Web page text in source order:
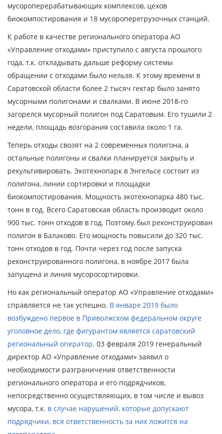
мусороперерабатывающих комплексов, цехов
биокомпостирования и 18 мусороперегрузочных станций.
К работе в качестве регионального оператора АО
«Управление отходами» приступило с августа прошлого
года, т.к. откладывать дальше реформу системы
обращении с отходами было нельзя. К этому времени в
Саратовской области более 2 тысяч гектар было занято
мусорными полигонами и свалками. В июне 2018-го
загорелся мусорный полигон под Саратовым. Его тушили 2
недели, площадь возгорания составила около 1 га.
Теперь отходы свозят на 2 современных полигона, а
остальные полигоны и свалки планируется закрыть и
рекультивировать. Экотехнопарк в Энгельсе состоит из
полигона, линии сортировки и площадки
биокомпостирования. Мощность экотехнопарка 480 тыс.
тонн в год. Всего Саратовская область производит около
900 тыс. тонн отходов в год. Поэтому, был реконструирован
полигон в Балаково. Его мощность повысили до 320 тыс.
тонн отходов в год. Почти через год после запуска
реконструированного полигона, в ноябре 2017 была
запущена и линия мусоросортировки.
Но как региональный оператор АО «Управление отходами»
справляется не так успешно. В январе 2019 было
возбуждено первое в Приволжском федеральном округе
уголовное дело, где фигурантом является саратовский
региональный оператор. 03 февраля 2019 генеральный
директор АО «Управление отходами» заявил о
необходимости разграничения ответственности
регионального оператора и его подрядчиков,
непосредственно осуществляющих, в том числе и вывоз
мусора, т.к. в случае нарушений, которые допускают
подрядчики, вся ответственность за них ложится на